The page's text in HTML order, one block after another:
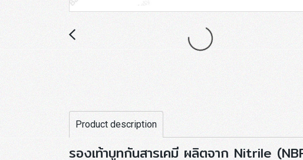
Product description
รองเท้าบูทกันสารเคมี ผลิตจาก Nitrile